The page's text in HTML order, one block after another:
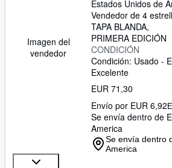
Imagen del
vendedor
Estados Unidos de
Vendedor de 4
TAPA BLANDA
PRIMERA EDICIÓN
CONDICIÓN
Condición: Usado -
Excelente
EUR 71,30
Envío por EUR 6,92
Se envía dentro de
America
Se envía dentro
America